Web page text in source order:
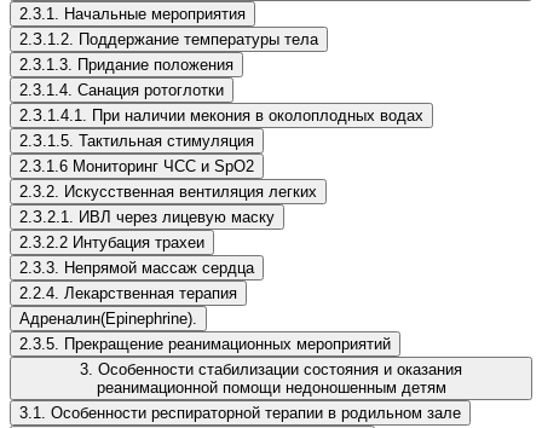
2.3.1. Начальные мероприятия
2.З.1.2. Поддержание температуры тела
2.3.1.3. Придание положения
2.3.1.4. Санация ротоглотки
2.З.1.4.1. При наличии мекония в околоплодных водах
2.З.1.5. Тактильная стимуляция
2.3.1.6 Мониторинг ЧСС и SpO2
2.3.2. Искусственная вентиляция легких
2.З.2.1. ИВЛ через лицевую маску
2.3.2.2 Интубация трахеи
2.3.3. Непрямой массаж сердца
2.2.4. Лекарственная терапия
Адреналин(Epinephrine).
2.3.5. Прекращение реанимационных мероприятий
3. Особенности стабилизации состояния и оказания
реанимационной помощи недоношенным детям
3.1. Особенности респираторной терапии в родильном зале